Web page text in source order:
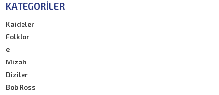
KATEGORILER
Kaideler
Folklor
e
Mizah
Diziler
Bob Ross